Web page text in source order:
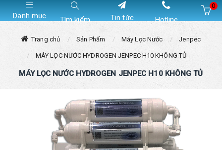
Danh mục Tìm kiếm Tin tức Hotline
0
Trang chủ Sản Phẩm Máy Lọc Nước Jenpec
MÁY LỌC NƯỚC HYDROGEN JENPEC H10 KHÔNG TỦ
MÁY LỌC NƯỚC HYDROGEN JENPEC H10 KHÔNG TỦ